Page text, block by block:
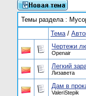
Темы раздела:
Тема/
Чертежи
Openair
Легкий
Лизавета
Дам в
ValeriStepik